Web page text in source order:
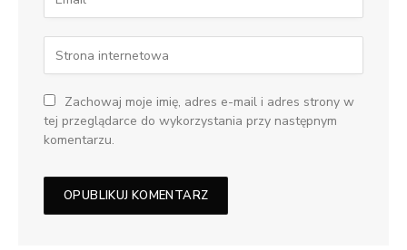
Zachowaj moje imię, adres e-mail i adres strony w
tej przeglądarce do wykorzystania przy następnym
komentarzu.